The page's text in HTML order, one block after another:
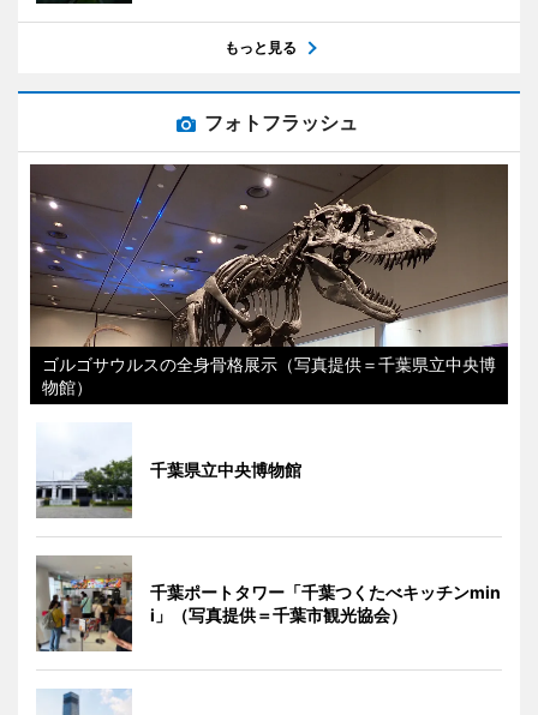
もっと見る
フォトフラッシュ
ゴルゴサウルスの全身骨格展示（写真提供＝千葉県立中央博
物館）
千葉県立中央博物館
千葉ポートタワー「千葉つくたべキッチンmin
i」（写真提供＝千葉市観光協会）